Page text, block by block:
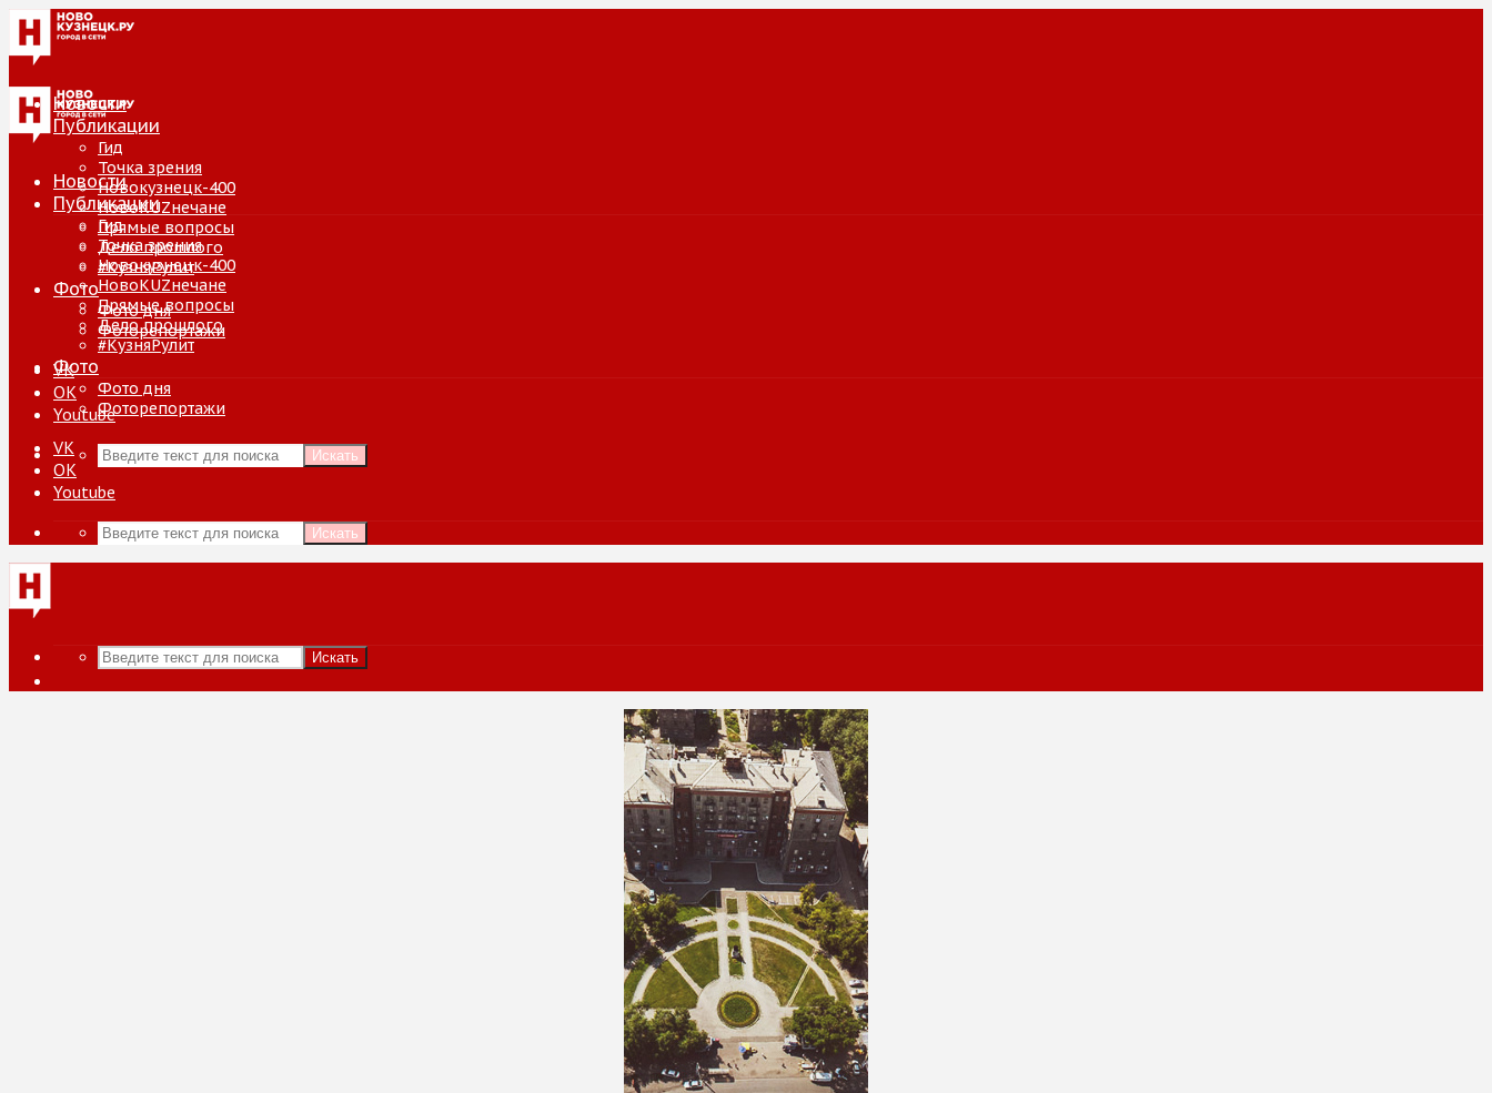
Новости
Публикации
Гид
Точка зрения
Новокузнецк-400
НовоKUZнечане
Прямые вопросы
Дело прошлого
#КузняРулит
Фото
Фото дня
Фоторепортажи
VK
ОК
Youtube
Искать
Новости
Публикации
Гид
Точка зрения
Новокузнецк-400
НовоKUZнечане
Прямые вопросы
Дело прошлого
#КузняРулит
Фото
Фото дня
Фоторепортажи
VK
ОК
Youtube
Искать
Искать